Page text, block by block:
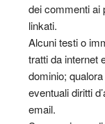
dei commenti ai
linkati.
Alcuni testi o
tratti da internet
dominio;
eventuali diritti
email.